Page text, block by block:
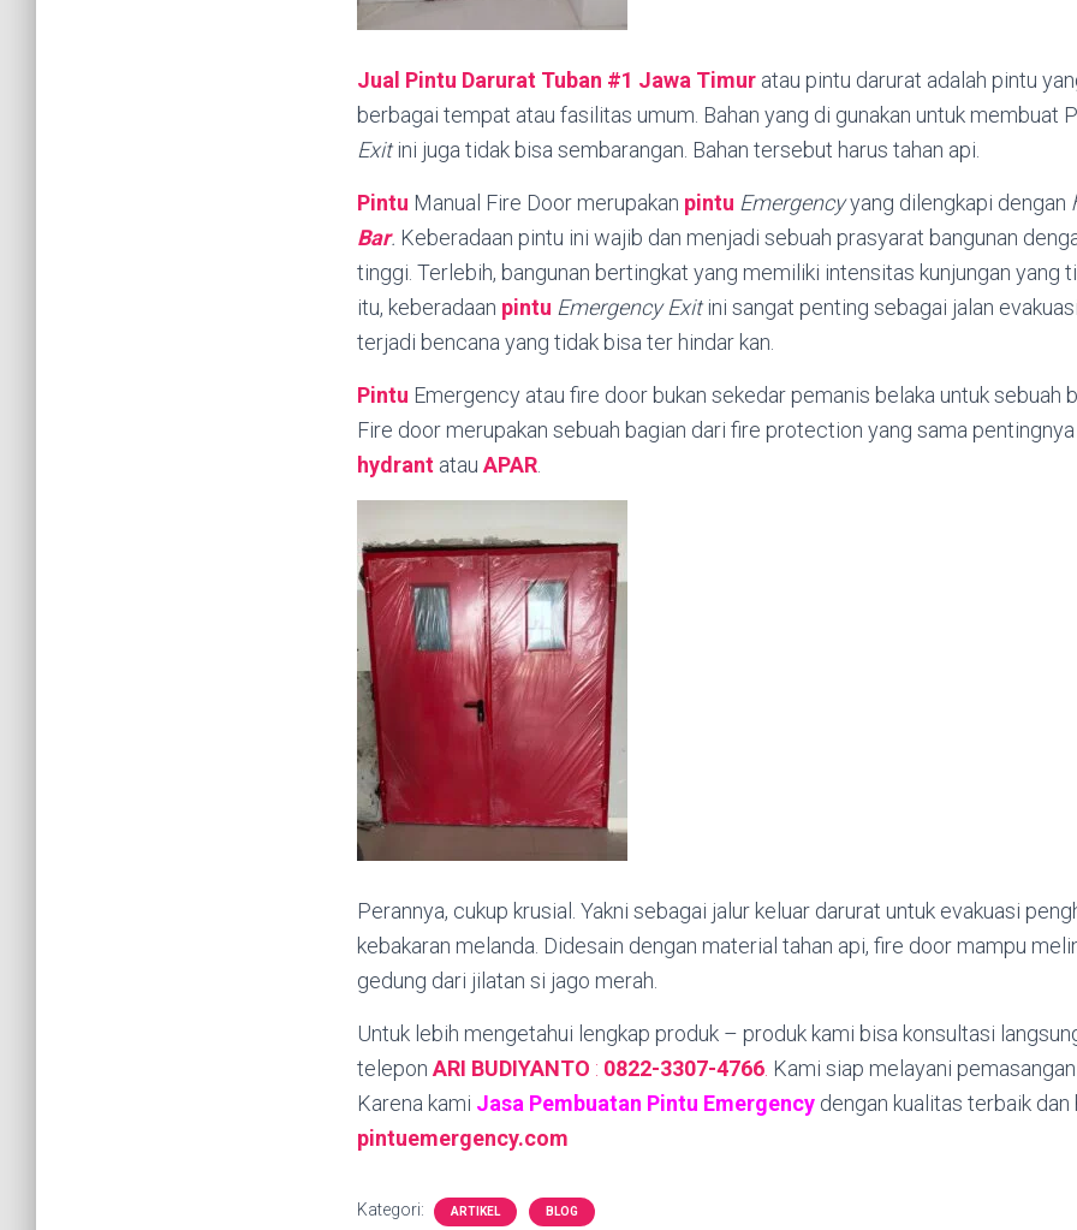
Jual Pintu Darurat Tuban #1 Jawa Timur atau pintu darurat adalah pintu
berbagai tempat atau fasilitas umum. Bahan yang di gunakan untuk membuat
Exitini juga tidak bisa sembarangan. Bahan tersebut harus tahan api.
Pintu Manual Fire Door merupakan pintu Emergencyyang dilengkapi dengan
Bar. Keberadaan pintu ini wajib dan menjadi sebuah prasyarat bangunan
tinggi. Terlebih, bangunan bertingkat yang memiliki intensitas kunjungan yang
itu, keberadaan pintu Emergency Exitini sangat penting sebagai jalan
terjadi bencana yang tidak bisa ter hindar kan.
Pintu Emergency atau fire door bukan sekedar pemanis belaka untuk sebuah
Fire door merupakan sebuah bagian dari fire protection yang sama
hydrant atau APAR
Perannya, cukup krusial. Yakni sebagai jalur keluar darurat untuk evakuasi
kebakaran melanda. Didesain dengan material tahan api, fire door mampu
gedung dari jilatan si jago merah.
Untuk lebih mengetahui lengkap produk – produk kami bisa konsultasi
telepon ARI BUDIYANTO : 0822-3307-4766 Kami siap melayani
Karena kami Jasa Pembuatan Pintu Emergency dengan kualitas terbaik dan
pintuemergency.com
Kategori: ARTIKEL BLOG